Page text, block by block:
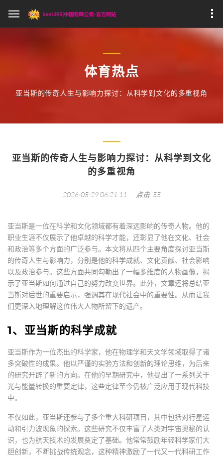
体育热点
亚当斯的传奇人生与影响力探讨：从科学到文化的多重视角
亚当斯的传奇人生与影响力探讨：从科学到文化
的多重视角
2026-05-29 06:21:11 点击: 55
亚当斯是一位在科学和文化领域都有着深远影响的传奇人物。他的
职业生涯不仅展示了他卓越的科学才能，还彰显了他在文化、社会
和政治等多个方面的广泛参与。本文将从四个主要角度探讨亚当斯
的传奇人生与影响力，分别是他的科学成就、文化贡献、社会影响
以及政治参与。这些方面共同勾勒出了一幅多维度的人物画像，揭
示了亚当斯如何通过自己的努力改变世界。此外，文章还将总结亚
当斯对后世的重要启示，强调其在现代社会中的重要性。从而让我
们更深入地理解这位伟大人物所留下的遗产。
1、亚当斯的科学成就
亚当斯作为一位杰出的科学家，他在物理学和天文学领域取得了诸
多突破性的成果。他以严谨的实验方法和创新的理论思维，为后来
的研究开辟了新的方向。在他的早期研究中，他提出了一系列关于
光与能量转换的重要定律，这些定律至今仍被广泛应用于现代科技
中。
不仅如此，亚当斯还参与了多个重大科研项目，其中包括对行星运
动和引力波现象的探索。这些研究不仅丰富了人类对宇宙奥秘的认
识，也为航天技术的发展奠定了基础。他常常鼓励年轻科学家们大
胆创新，不断挑战传统观念，这种精神激励了一代又一代科研工作